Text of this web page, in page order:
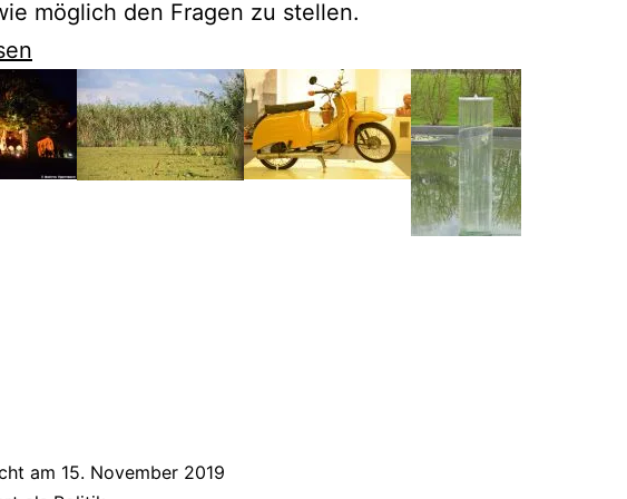
möglich den Fragen zu stellen.
am 15. November 2019